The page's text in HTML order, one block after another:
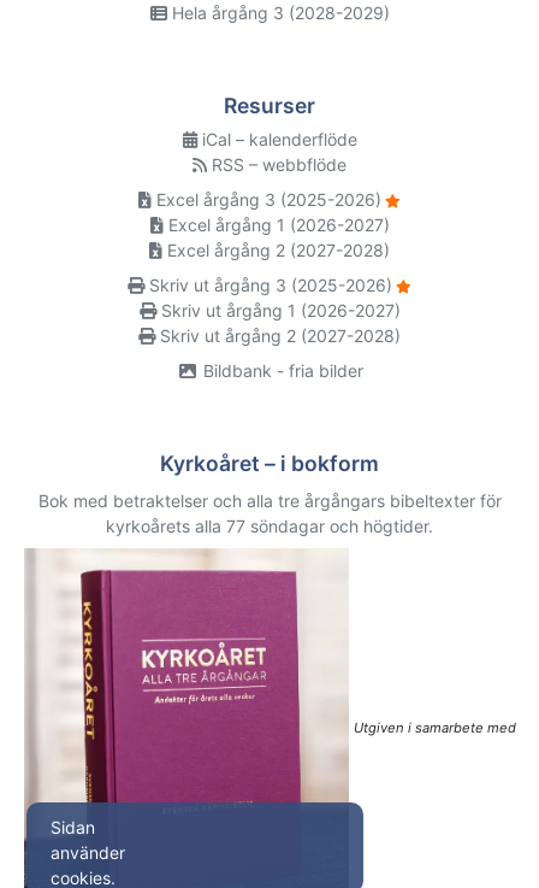
Hela årgång 3 (2028-2029)
Resurser
iCal – kalenderflöde
RSS – webbflöde
Excel årgång 3 (2025-2026)
Excel årgång 1 (2026-2027)
Excel årgång 2 (2027-2028)
Skriv ut årgång 3 (2025-2026)
Skriv ut årgång 1 (2026-2027)
Skriv ut årgång 2 (2027-2028)
Bildbank - fria bilder
Kyrkoåret – i bokform
Bok med betraktelser och alla tre årgångars bibeltexter för
kyrkoårets alla 77 söndagar och högtider.
Utgiven i samarbete med
Sidan
använder
cookies.